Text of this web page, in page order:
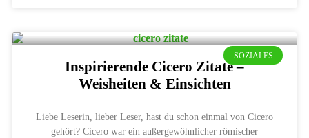
SOZIALES
Inspirierende Cicero Zitate –
Weisheiten & Einsichten
Liebe Leserin, lieber Leser, hast du schon einmal von Cicero
gehört? Cicero war ein außergewöhnlicher römischer